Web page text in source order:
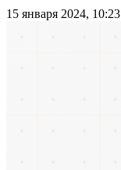
15 января 2024, 10:23